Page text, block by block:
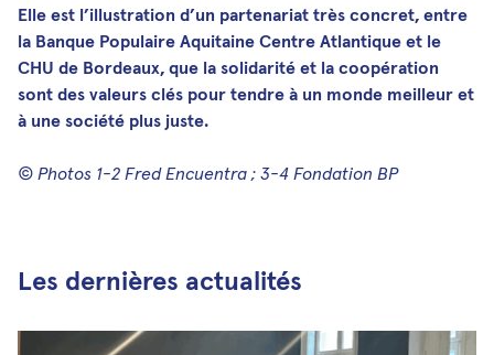
Elle est l’illustration d’un partenariat très concret, entre
la Banque Populaire Aquitaine Centre Atlantique et le
CHU de Bordeaux, que la solidarité et la coopération
sont des valeurs clés pour tendre à un monde meilleur et
à une société plus juste.
© Photos 1-2 Fred Encuentra ; 3-4 Fondation BP
Les dernières actualités